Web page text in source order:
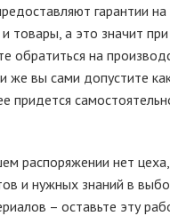
гарантии на
и товары, а это значит
обратиться на
же вы сами допустите
придется
распоряжении нет
и нужных знаний в
– оставьте эту